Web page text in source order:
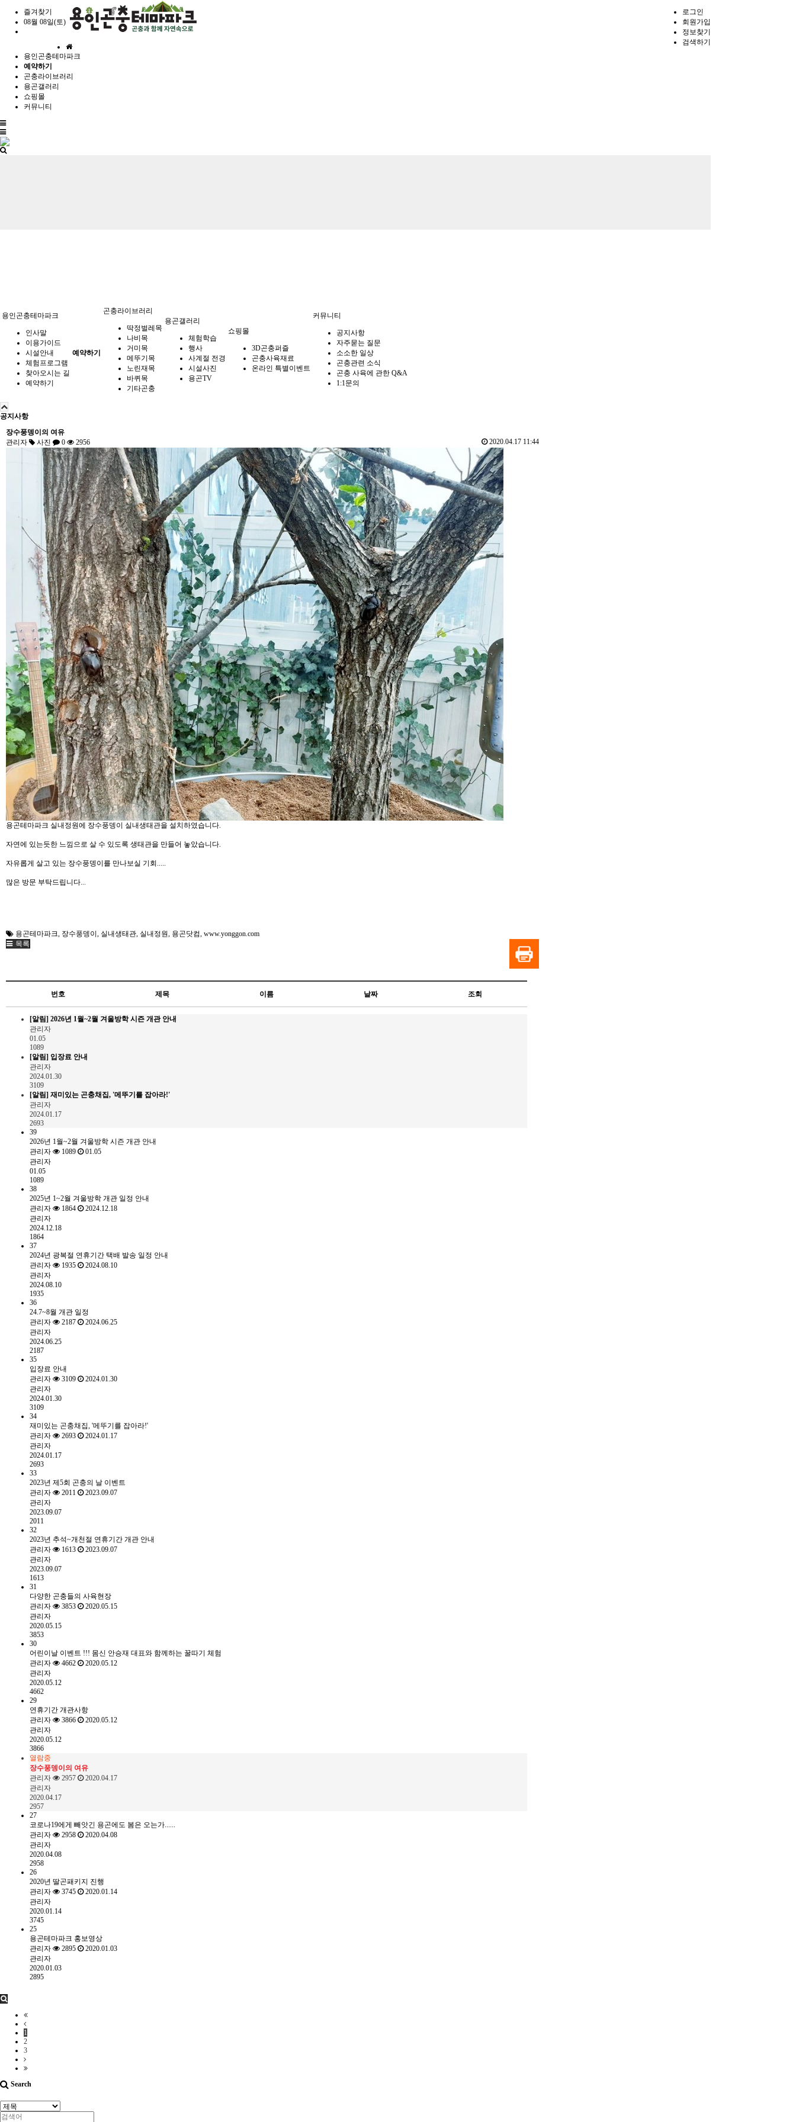
즐겨찾기
08월 08일(토)
로그인
회원가입
정보찾기
검색하기
홈
으
용인곤충테마파크
예약하기
곤충라이브러리
용곤갤러리
쇼핑몰
커뮤니티
전
체
메
뉴
용인곤충테마파크
인사말
이용가이드
시설안내
체험프로그램
찾아오시는 길
예약하기
예약하기
곤충라이브러리
딱정벌레목
나비목
거미목
메뚜기목
노린재목
바퀴목
기타곤충
용곤갤러리
체험학습
행사
사계절 전경
시설사진
용곤TV
쇼핑몰
3D곤충퍼즐
곤충사육재료
온라인 특별이벤트
커뮤니티
공지사항
자주묻는 질문
소소한 일상
곤충관련 소식
곤충 사육에 관한 Q&A
1:1문의
공지사항
장수풍뎅이의 여유
관리자
사진 0 2956 2020.04.17 11:44
용곤테마파크 실내정원에 장수풍뎅이 실내생태관을 설치하였습니다.
자연에 있는듯한 느낌으로 살 수 있도록 생태관을 만들어 놓았습니다.
자유롭게 살고 있는 장수풍뎅이를 만나보실 기회.....
많은 방문 부탁드립니다...
용곤테마파크, 장수풍뎅이 , 실내생태관, 실내정원, 용곤닷컴, www.yonggon.com
목록
번호 제목 이름 날짜 조회
[알림] 2026년 1월~2월 겨울방학 시즌 개관 안내
관리자
01.05
1089
[알림] 입장료 안내
관리자
2024.01.30
3109
[알림] 재미있는 곤충채집, '메뚜기를 잡아라!'
관리자
2024.01.17
2693
39
2026년 1월~2월 겨울방학 시즌 개관 안내
관리자
1089
01.05
관리자
01.05
1089
38
2025년 1~2월 겨울방학 개관 일정 안내
관리자
1864
2024.12.18
관리자
2024.12.18
1864
37
2024년 광복절 연휴기간 택배 발송 일정 안내
관리자
1935
2024.08.10
관리자
2024.08.10
1935
36
24.7~8월 개관 일정
관리자
2187
2024.06.25
관리자
2024.06.25
2187
35
입장료 안내
관리자
3109
2024.01.30
관리자
2024.01.30
3109
34
재미있는 곤충채집, '메뚜기를 잡아라!'
관리자
2693
2024.01.17
관리자
2024.01.17
2693
33
2023년 제5회 곤충의 날 이벤트
관리자
2011
2023.09.07
관리자
2023.09.07
2011
32
2023년 추석~개천절 연휴기간 개관 안내
관리자
1613
2023.09.07
관리자
2023.09.07
1613
31
다양한 곤충들의 사육현장
관리자
3853
2020.05.15
관리자
2020.05.15
3853
30
어린이날 이벤트 !!! 몸신 안승재 대표와 함께하는 꿀따기 체험
관리자
4662
2020.05.12
관리자
2020.05.12
4662
29
연휴기간 개관사항
관리자
3866
2020.05.12
관리자
2020.05.12
3866
열람중
장수풍뎅이의 여유
관리자
2957
2020.04.17
관리자
2020.04.17
2957
27
코로나19에게 빼앗긴 용곤에도 봄은 오는가......
관리자
2958
2020.04.08
관리자
2020.04.08
2958
26
2020년 딸곤패키지 진행
관리자
3745
2020.01.14
관리자
2020.01.14
3745
25
용곤테마파크 홍보영상
관리자
2895
2020.01.03
관리자
2020.01.03
2895
1
2
3
Search